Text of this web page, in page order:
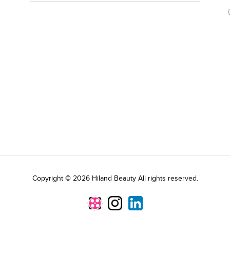
Copyright © 2026 Hiland Beauty All rights reserved.
}